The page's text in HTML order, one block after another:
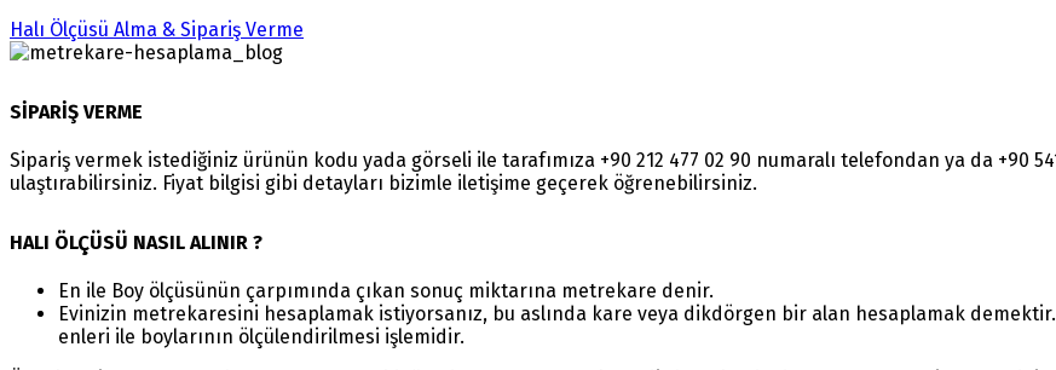
Halı Ölçüsü Alma & Sipariş Verme
SİPARİŞ VERME
Sipariş vermek istediğiniz ürünün kodu yada görseli ile tarafımıza +90 212 477 02 90 numaralı telefondan ya da +90
ulaştırabilirsiniz. Fiyat bilgisi gibi detayları bizimle iletişime geçerek öğrenebilirsiniz.
HALI ÖLÇÜSÜ NASIL ALINIR ?
En ile Boy ölçüsünün çarpımında çıkan sonuç miktarına metrekare denir.
Evinizin metrekaresini hesaplamak istiyorsanız, bu aslında kare veya dikdörgen bir alan hesaplamak
enleri ile boylarının ölçülendirilmesi işlemidir.